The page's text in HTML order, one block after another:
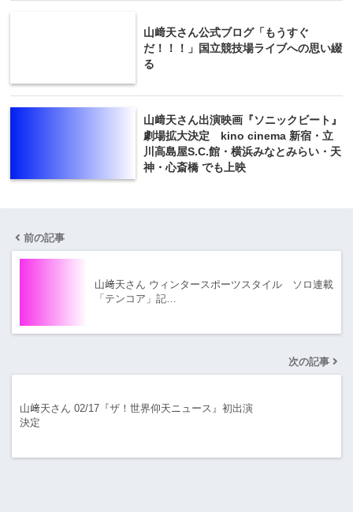
山﨑天さん公式ブログ「もうすぐ
だ！！！」国立競技場ライブへの思い綴
る
山﨑天さん出演映画『ソニックビート』
劇場拡大決定 kino cinema 新宿・立
川高島屋S.C.館・横浜みなとみらい・天
神・心斎橋 でも上映
前の記事
山﨑天さん ウィンタースポーツスタイル ソロ連載
「テンコア」記…
次の記事
山﨑天さん 02/17『ザ！世界仰天ニュース』初出演
決定